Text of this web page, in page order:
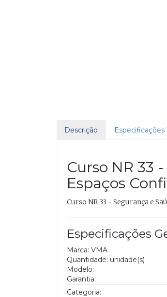
Descrição Especificações
Curso NR 33
Espaços
Curso NR 33 - Segurança e
Especificações
Marca: VMA
Quantidade: unidade(s)
Modelo:
Garantia:
Categoria: